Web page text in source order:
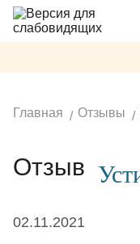
Главная Отзывы
Отзыв
02.11.2021